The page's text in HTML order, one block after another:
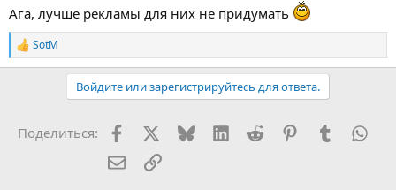
Ага, лучше рекламы для них не придумать
Р
е
и
SotM
Войдите или зарегистрируйтесь для ответа.
Поделиться: FacebookX (Twitter)
BlueskyLinkedInReddit PinterestTumblr
Электронная почта
Ссылка